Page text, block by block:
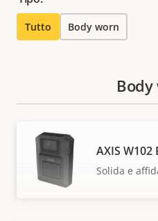
Tutto Body worn
AXIS
Solida e